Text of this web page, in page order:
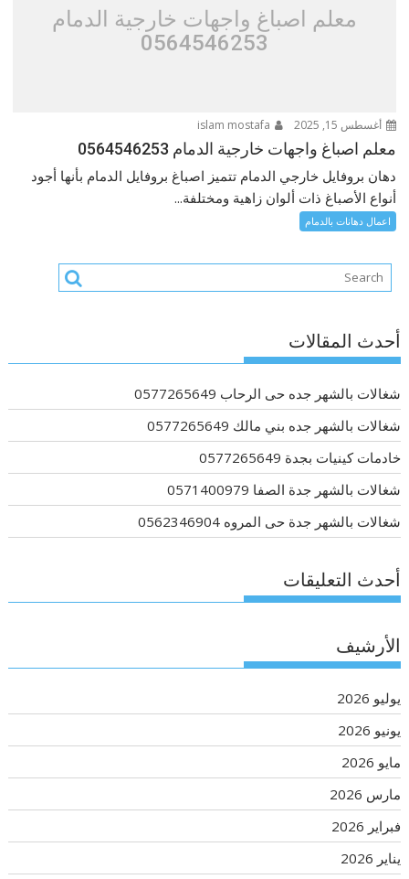
معلم اصباغ واجهات خارجية الدمام
0564546253
أغسطس 15, 2025
معلم اصباغ واجهات خارجية الدمام 0564546253
دهان بروفايل خارجي الدمام تتميز اصباغ بروفايل الدمام بأنها أجود
أنواع الأصباغ ذات ألوان زاهية ومختلفة...
اعمال دهانات بالدمام
أحدث المقالات
شغالات بالشهر جده حى الرحاب 0577265649
شغالات بالشهر جده بني مالك 0577265649
خادمات كينيات بجدة 0577265649
شغالات بالشهر جدة الصفا 0571400979
شغالات بالشهر جدة حى المروه 0562346904
أحدث التعليقات
الأرشيف
يوليو 2026
يونيو 2026
مايو 2026
مارس 2026
فبراير 2026
يناير 2026